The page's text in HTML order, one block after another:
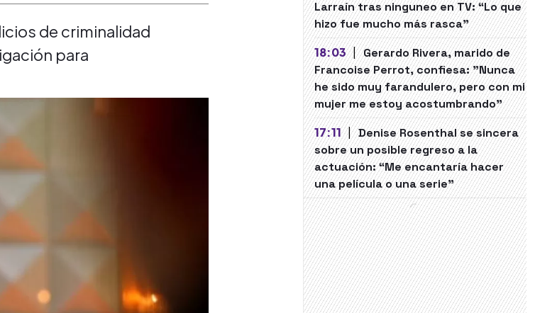
de criminalidad
para
Larraín tras ninguneo en TV: “Lo que
hizo fue mucho más rasca”
18:03 | Gerardo Rivera, marido de
Francoise Perrot, confiesa: "Nunca
he sido muy farandulero, pero con mi
mujer me estoy acostumbrando"
17:11 | Denise Rosenthal se sincera
sobre un posible regreso a la
actuación: “Me encantaría hacer
una película o una serie"